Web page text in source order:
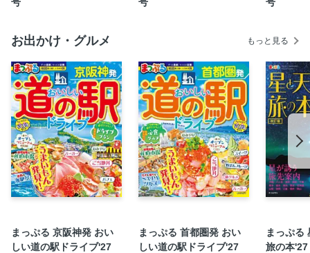
おと週インフォメーション
マッキー牧元×門上武司 「おいしい往復書簡」Vol.131
おと週裏掲示板
「覆面ライターの一ヶ月食ダイアリー」
渡辺高 「杜氏の晩酌」Vol.48
写真家・森山大道 「Weekend」Vol.70
次号予告／取材後記
奥付
お出かけ・グルメ もっと見る
まっぷる 京阪神発 おい
しい道の駅ドライブ'27
まっぷる 首都圏発 おい
しい道の駅ドライブ'27
まっぷる
旅の本'27